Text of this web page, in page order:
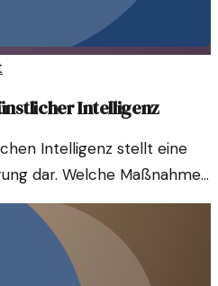
Intelligenz
Intelligenz stellt eine
dar. Welche Maßnahmen
zu minimieren?